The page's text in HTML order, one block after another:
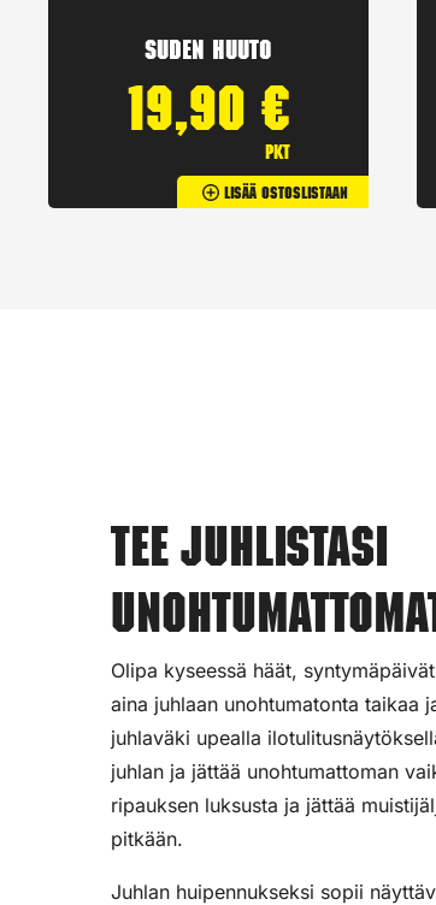
Suden huuto
19,90 €
pkt
Lisää Ostoslistaan
Tee juhlistasi
Olipa kyseessä häät,
aina juhlaan unohtumatonta taikaa
juhlaväki upealla
juhlan ja jättää unohtumattoman
ripauksen luksusta ja jättää
pitkään.
Juhlan huipennukseksi sopii